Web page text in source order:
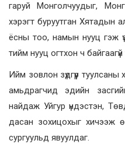
гаруй Монголчуудыг,
хэрэгт буруутган Хятадын
ёсны тоо, намын нууц гэж
тийм нууц огтхон ч
Ийм зовлон зүдгүүр
амьдрагчид эдийн
найдаж Уйгур үндэстэн,
дасан зохицохыг хичээж
сургуульд явуулдаг.